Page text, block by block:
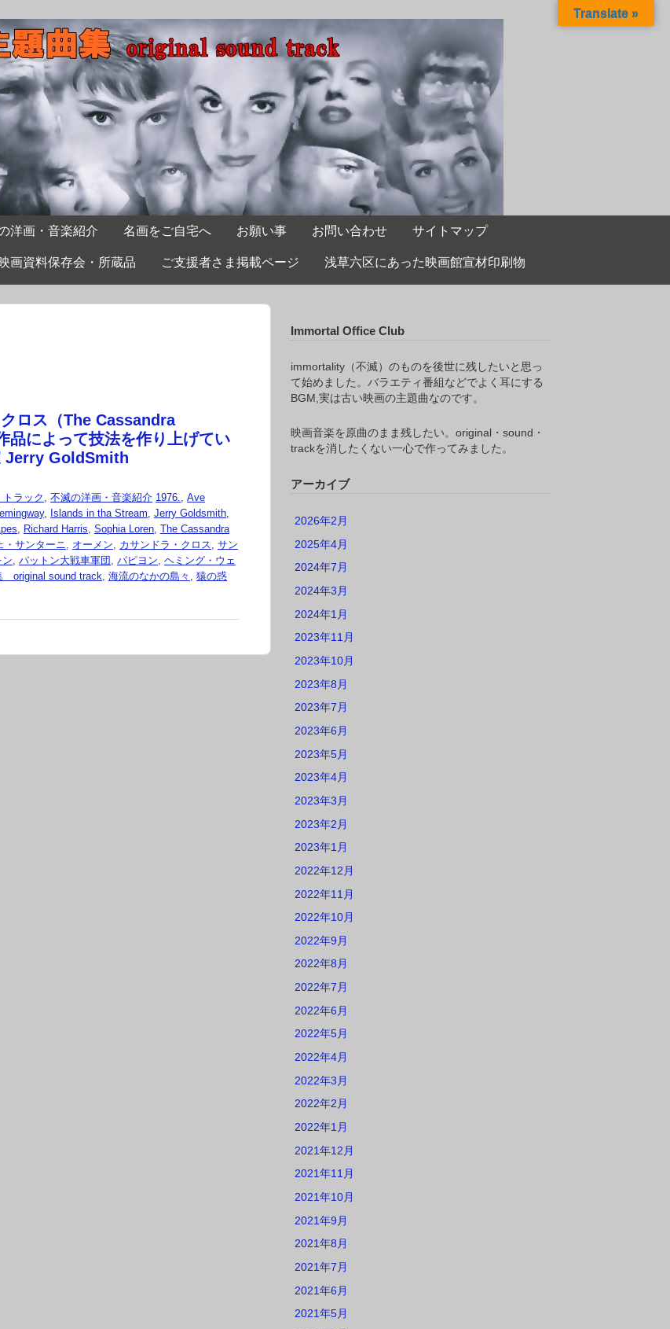
洋画・音楽紹介 名画をご自宅へ お願い事 お問い合わせ サイトマップ
画資料保存会・所蔵品 ご支援者さま掲載ページ 浅草六区にあった映画館宣材印刷物
クロス（The Cassandra
品によって技法を作り上げてい
Jerry GoldSmith
ラック, 不滅の洋画・音楽紹介 1976., Ave
, Islands in tha Stream, Jerry Goldsmith,
, Richard Harris, Sophia Loren, The Cassandra
・サンターニ, オーメン, カサンドラ・クロス, サン
ン, パットン大戦車軍団 , パピヨン, ヘミング・ウェ
original sound track, 海流のなかの島々 , 猿の惑
Immortal Office Club
immortality（不滅）のものを後世に残したいと思っ
て始めました。バラエティ番組などでよく耳にする
BGM,実は古い映画の主題曲なのです。
映画音楽を原曲のまま残したい。original・sound・
trackを消したくない一心で作ってみました。
アーカイブ
2026年2月
2025年4月
2024年7月
2024年3月
2024年1月
2023年11月
2023年10月
2023年8月
2023年7月
2023年6月
2023年5月
2023年4月
2023年3月
2023年2月
2023年1月
2022年12月
2022年11月
2022年10月
2022年9月
2022年8月
2022年7月
2022年6月
2022年5月
2022年4月
2022年3月
2022年2月
2022年1月
2021年12月
2021年11月
2021年10月
2021年9月
2021年8月
2021年7月
2021年6月
2021年5月
Translate »